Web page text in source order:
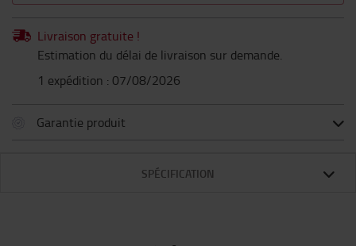
Livraison gratuite !
Estimation du délai de livraison sur demande.
1 expédition : 07/08/2026
Garantie produit
SPÉCIFICATION